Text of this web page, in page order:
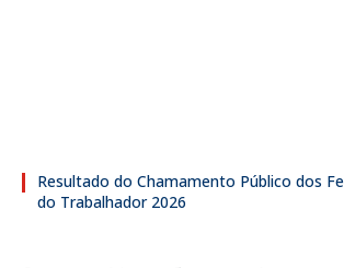
Resultado do Chamamento Público dos
do Trabalhador 2026